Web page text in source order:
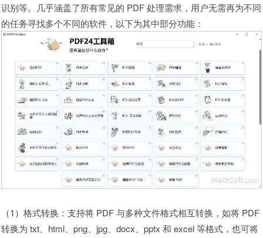
识别等。几乎涵盖了所有常见的 PDF 处理需求，用户无需再为不同
的任务寻找多个不同的软件，以下为其中部分功能：
（1）格式转换：支持将 PDF 与多种文件格式相互转换，如将 PDF
转换为 txt、html、png、jpg、docx、pptx 和 excel 等格式，也可将